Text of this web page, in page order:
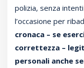
polizia, senza
l’occasione per
cronaca – se
correttezza –
personali anche